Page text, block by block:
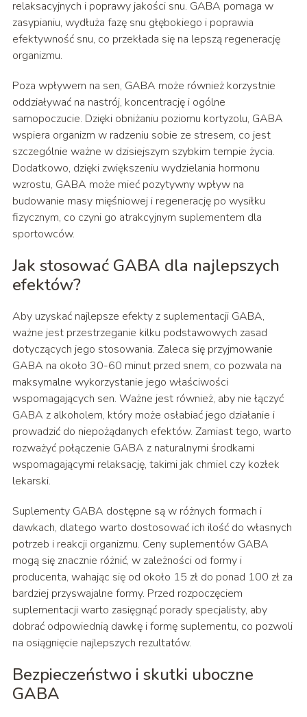
relaksacyjnych i poprawy jakości snu. GABA pomaga w
zasypianiu, wydłuża fazę snu głębokiego i poprawia
efektywność snu, co przekłada się na lepszą regenerację
organizmu.
Poza wpływem na sen, GABA może również korzystnie
oddziaływać na nastrój, koncentrację i ogólne
samopoczucie. Dzięki obniżaniu poziomu kortyzolu, GABA
wspiera organizm w radzeniu sobie ze stresem, co jest
szczególnie ważne w dzisiejszym szybkim tempie życia.
Dodatkowo, dzięki zwiększeniu wydzielania hormonu
wzrostu, GABA może mieć pozytywny wpływ na
budowanie masy mięśniowej i regenerację po wysiłku
fizycznym, co czyni go atrakcyjnym suplementem dla
sportowców.
Jak stosować GABA dla najlepszych
efektów?
Aby uzyskać najlepsze efekty z suplementacji GABA,
ważne jest przestrzeganie kilku podstawowych zasad
dotyczących jego stosowania. Zaleca się przyjmowanie
GABA na około 30-60 minut przed snem, co pozwala na
maksymalne wykorzystanie jego właściwości
wspomagających sen. Ważne jest również, aby nie łączyć
GABA z alkoholem, który może osłabiać jego działanie i
prowadzić do niepożądanych efektów. Zamiast tego, warto
rozważyć połączenie GABA z naturalnymi środkami
wspomagającymi relaksację, takimi jak chmiel czy kozłek
lekarski.
Suplementy GABA dostępne są w różnych formach i
dawkach, dlatego warto dostosować ich ilość do własnych
potrzeb i reakcji organizmu. Ceny suplementów GABA
mogą się znacznie różnić, w zależności od formy i
producenta, wahając się od około 15 zł do ponad 100 zł za
bardziej przyswajalne formy. Przed rozpoczęciem
suplementacji warto zasięgnąć porady specjalisty, aby
dobrać odpowiednią dawkę i formę suplementu, co pozwoli
na osiągnięcie najlepszych rezultatów.
Bezpieczeństwo i skutki uboczne
GABA